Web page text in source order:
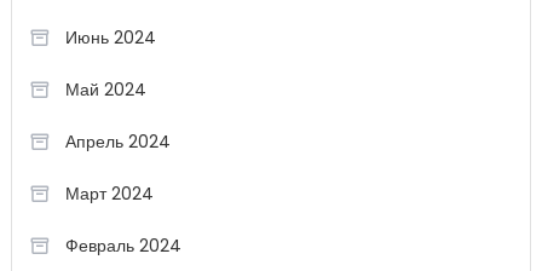
Июнь 2024
Май 2024
Апрель 2024
Март 2024
Февраль 2024